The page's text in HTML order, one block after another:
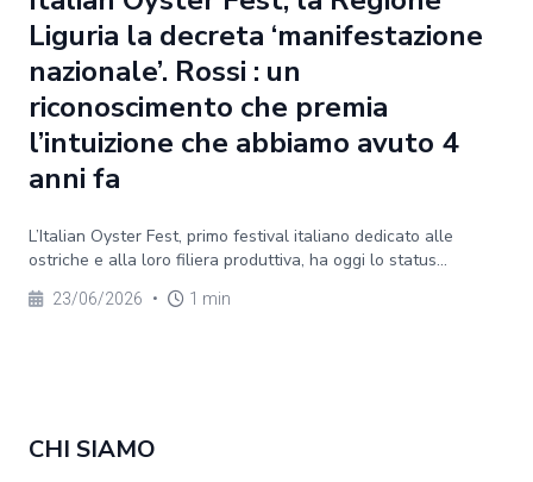
Liguria la decreta ‘manifestazione
nazionale’. Rossi : un
riconoscimento che premia
l’intuizione che abbiamo avuto 4
anni fa
L’Italian Oyster Fest, primo festival italiano dedicato alle
ostriche e alla loro filiera produttiva, ha oggi lo status...
23/06/2026 • 1 min
CHI SIAMO